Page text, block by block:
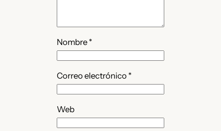
Nombre *
Correo electrónico *
Web